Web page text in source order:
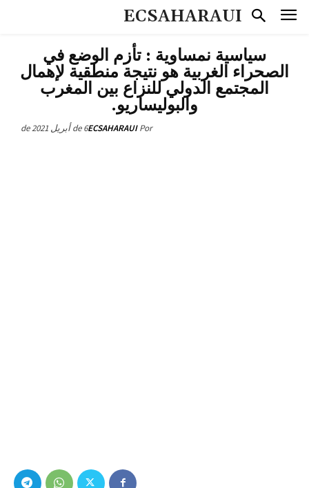
ECSAHARAUI
سياسية نمساوية : تأزم الوضع في
الصحراء الغربية هو نتيجة منطقية لإهمال
المجتمع الدولي للنزاع بين المغرب
والبوليساريو.
Por
ECSAHARAUI6 de أبريل de 2021